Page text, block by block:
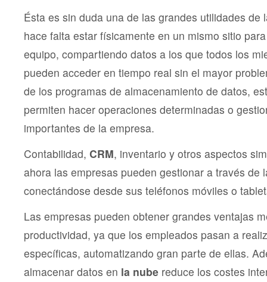
Ésta es sin duda una de las grandes utilidades de
hace falta estar físicamente en un mismo sitio
equipo, compartiendo datos a los que todos los
pueden acceder en tiempo real sin el mayor
de los programas de almacenamiento de datos,
permiten hacer operaciones determinadas o
importantes de la empresa.
Contabilidad, CRM, inventario y otros aspectos
ahora las empresas pueden gestionar a través de
conectándose desde sus teléfonos móviles o
Las empresas pueden obtener grandes ventajas
productividad, ya que los empleados pasan a
específicas, automatizando gran parte de ellas.
almacenar datos en la nube reduce los costes